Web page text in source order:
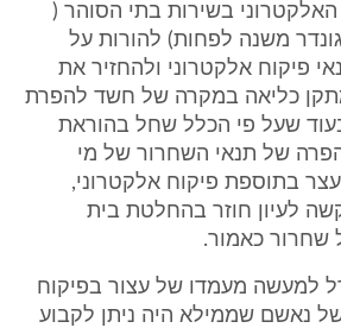
בשירות בתי הסוהר (
משנה לפחות) להורות על
פיקוח אלקטרוני ולהחזיר את
כליאה במקרה של חשד להפרת
שעל פי הכלל שחל בהוראת
של תנאי השחרור של מי
בתוספת פיקוח אלקטרוני,
לעיון חוזר בהחלטת בית
כאמור.
למעשה מעמדו של עצור בפיקוח
נאשם שממילא היה ניתן לקבוע